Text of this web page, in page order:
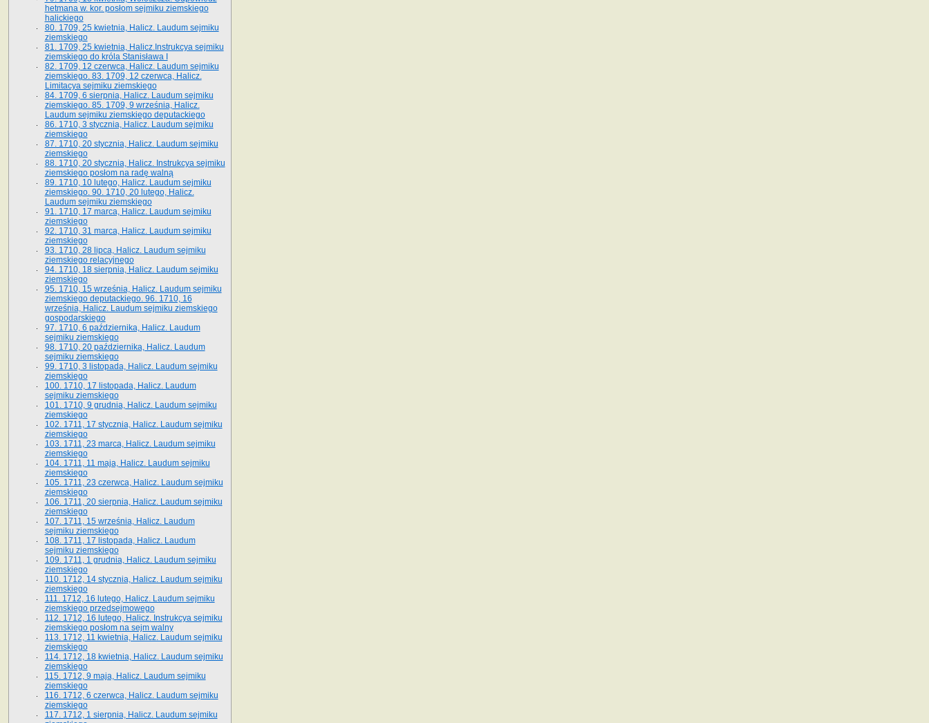
hetmana w. kor. posłom sejmiku ziemskiego
halickiego
80. 1709, 25 kwietnia, Halicz. Laudum sejmiku
ziemskiego
81. 1709, 25 kwietnia, Halicz.Instrukcya sejmiku
ziemskiego do króla Stanisława I
82. 1709, 12 czerwca, Halicz. Laudum sejmiku
ziemskiego. 83. 1709, 12 czerwca, Halicz.
Limitacya sejmiku ziemskiego
84. 1709, 6 sierpnia, Halicz. Laudum sejmiku
ziemskiego. 85. 1709, 9 września, Halicz.
Laudum sejmiku ziemskiego deputackiego
86. 1710, 3 stycznia, Halicz. Laudum sejmiku
ziemskiego
87. 1710, 20 stycznia, Halicz. Laudum sejmiku
ziemskiego
88. 1710, 20 stycznia, Halicz. Instrukcya sejmiku
ziemskiego posłom na radę walną
89. 1710, 10 lutego, Halicz. Laudum sejmiku
ziemskiego. 90. 1710, 20 lutego, Halicz.
Laudum sejmiku ziemskiego
91. 1710, 17 marca, Halicz. Laudum sejmiku
ziemskiego
92. 1710, 31 marca, Halicz. Laudum sejmiku
ziemskiego
93. 1710, 28 lipca, Halicz. Laudum sejmiku
ziemskiego relacyjnego
94. 1710, 18 sierpnia, Halicz. Laudum sejmiku
ziemskiego
95. 1710, 15 września, Halicz. Laudum sejmiku
ziemskiego deputackiego. 96. 1710, 16
września, Halicz. Laudum sejmiku ziemskiego
gospodarskiego
97. 1710, 6 października, Halicz. Laudum
sejmiku ziemskiego
98. 1710, 20 października, Halicz. Laudum
sejmiku ziemskiego
99. 1710, 3 listopada, Halicz. Laudum sejmiku
ziemskiego
100. 1710, 17 listopada, Halicz. Laudum
sejmiku ziemskiego
101. 1710, 9 grudnia, Halicz. Laudum sejmiku
ziemskiego
102. 1711, 17 stycznia, Halicz. Laudum sejmiku
ziemskiego
103. 1711, 23 marca, Halicz. Laudum sejmiku
ziemskiego
104. 1711, 11 maja, Halicz. Laudum sejmiku
ziemskiego
105. 1711, 23 czerwca, Halicz. Laudum sejmiku
ziemskiego
106. 1711, 20 sierpnia, Halicz. Laudum sejmiku
ziemskiego
107. 1711, 15 września, Halicz. Laudum
sejmiku ziemskiego
108. 1711, 17 listopada, Halicz. Laudum
sejmiku ziemskiego
109. 1711, 1 grudnia, Halicz. Laudum sejmiku
ziemskiego
110. 1712, 14 stycznia, Halicz. Laudum sejmiku
ziemskiego
111. 1712, 16 lutego, Halicz. Laudum sejmiku
ziemskiego przedsejmowego
112. 1712, 16 lutego, Halicz. Instrukcya sejmiku
ziemskiego posłom na sejm walny
113. 1712, 11 kwietnia, Halicz. Laudum sejmiku
ziemskiego
114. 1712, 18 kwietnia, Halicz. Laudum sejmiku
ziemskiego
115. 1712, 9 maja, Halicz. Laudum sejmiku
ziemskiego
116. 1712, 6 czerwca, Halicz. Laudum sejmiku
ziemskiego
117. 1712, 1 sierpnia, Halicz. Laudum sejmiku